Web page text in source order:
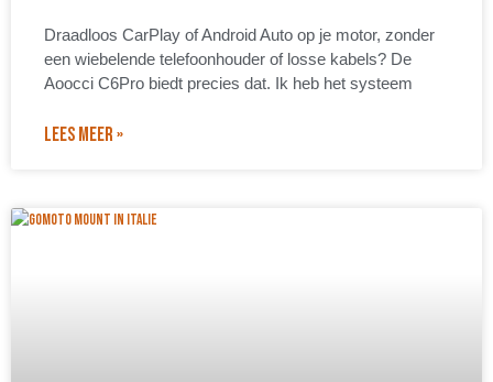
Draadloos CarPlay of Android Auto op je motor, zonder
een wiebelende telefoonhouder of losse kabels? De
Aoocci C6Pro biedt precies dat. Ik heb het systeem
LEES MEER »